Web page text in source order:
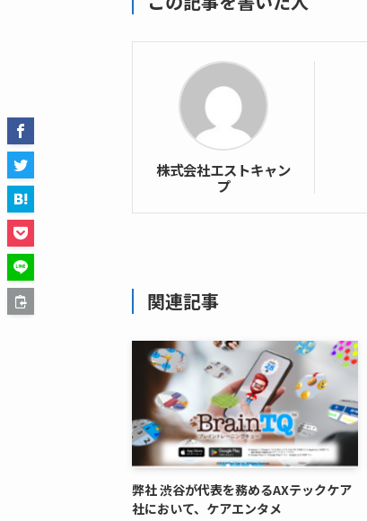
株式会社エストキャン
プ
関連記事
弊社 渋谷が代表を務めるAXテックケア
社において、ケアエンタメ